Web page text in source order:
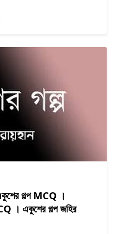
গল্প MCQ ।
একুশের গল্প জহির